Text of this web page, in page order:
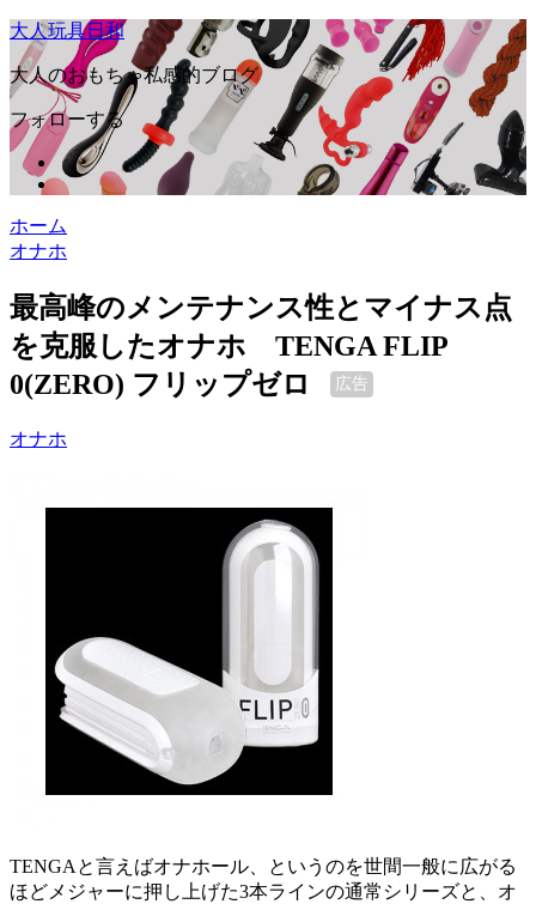
大人玩具日和
大人のおもちゃ私感的ブログ
フォローする
ホーム
オナホ
最高峰のメンテナンス性とマイナス点
を克服したオナホ TENGA FLIP
0(ZERO) フリップゼロ
広告
オナホ
TENGAと言えばオナホール、というのを世間一般に広がる
ほどメジャーに押し上げた3本ラインの通常シリーズと、オ